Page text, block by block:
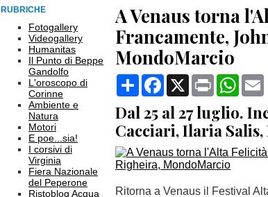
RUBRICHE
Fotogallery
Videogallery
Humanitas
Il Punto di Beppe
Gandolfo
L'oroscopo di
Corinne
Ambiente e
Natura
Motori
E poe...sia!
I corsivi di
Virginia
Fiera Nazionale
del Peperone
Ristoblog Acqua
A Venaus torna
Francamente,
MondoMarcio
CondividiFacebook
X Print
Dal 25 al 27 luglio.
Cacciari, Ilaria
Ritorna a Venaus il Festival